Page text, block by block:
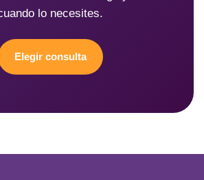
lo necesites.
Elegir consulta